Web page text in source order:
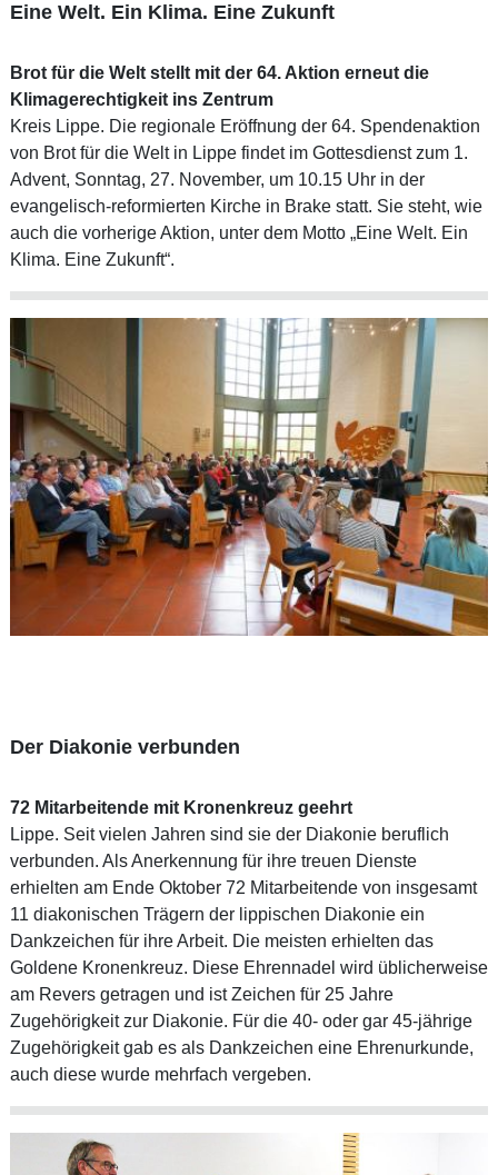
Eine Welt. Ein Klima. Eine Zukunft
Brot für die Welt stellt mit der 64. Aktion erneut die
Klimagerechtigkeit ins Zentrum
Kreis Lippe. Die regionale Eröffnung der 64. Spendenaktion
von Brot für die Welt in Lippe findet im Gottesdienst zum 1.
Advent, Sonntag, 27. November, um 10.15 Uhr in der
evangelisch-reformierten Kirche in Brake statt. Sie steht, wie
auch die vorherige Aktion, unter dem Motto „Eine Welt. Ein
Klima. Eine Zukunft“.
Der Diakonie verbunden
72 Mitarbeitende mit Kronenkreuz geehrt
Lippe. Seit vielen Jahren sind sie der Diakonie beruflich
verbunden. Als Anerkennung für ihre treuen Dienste
erhielten am Ende Oktober 72 Mitarbeitende von insgesamt
11 diakonischen Trägern der lippischen Diakonie ein
Dankzeichen für ihre Arbeit. Die meisten erhielten das
Goldene Kronenkreuz. Diese Ehrennadel wird üblicherweise
am Revers getragen und ist Zeichen für 25 Jahre
Zugehörigkeit zur Diakonie. Für die 40- oder gar 45-jährige
Zugehörigkeit gab es als Dankzeichen eine Ehrenurkunde,
auch diese wurde mehrfach vergeben.